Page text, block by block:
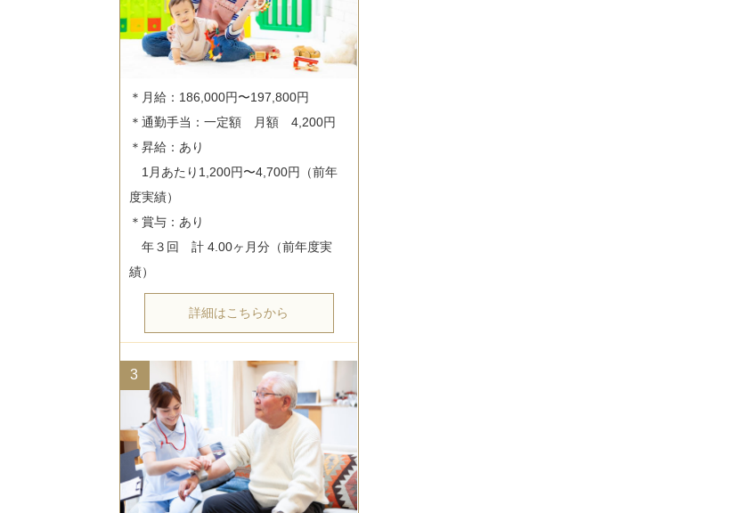
＊月給：186,000円〜197,800円
＊通勤手当：一定額　月額　4,200円
＊昇給：あり
1月あたり1,200円〜4,700円（前年
度実績）
＊賞与：あり
年３回　計 4.00ヶ月分（前年度実
詳細はこちらから
3